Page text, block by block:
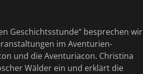
Geschichtsstunde“ besprechen wir
im Aventurien-
und die Aventuriacon. Christina
Wälder ein und erklärt die